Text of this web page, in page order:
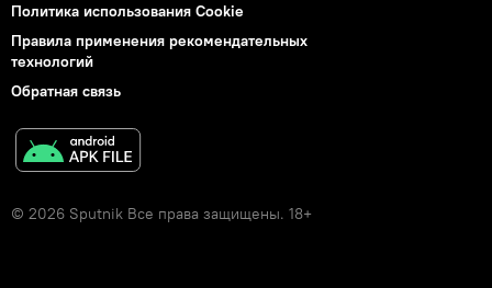
Политика использования Cookie
Правила применения рекомендательных
технологий
Обратная связь
© 2026 Sputnik Все права защищены. 18+